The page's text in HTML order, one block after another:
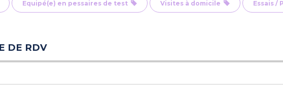
Equipé(e) en pessaires de test Visites à domicile Essais /
DE RDV